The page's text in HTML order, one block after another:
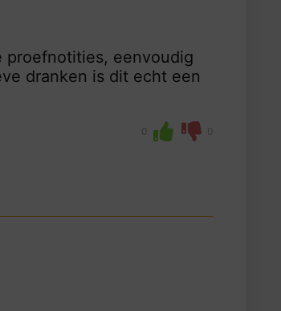
proefnotities, eenvoudig
dranken is dit echt een
0 0